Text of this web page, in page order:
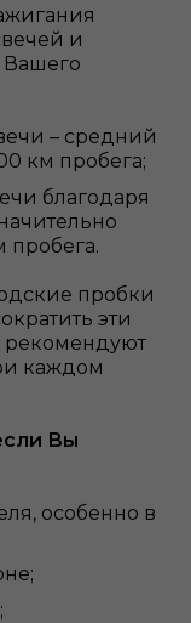
и
– средний
км пробега;
благодаря
пробега.
пробки
эти
рекомендуют
каждом
Вы
особенно в